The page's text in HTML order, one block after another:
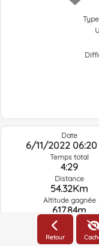
Date
6/11/2022 06:20
Temps total
4:29
Distance
54.32Km
Altitude gagnée
617.84m
Retour